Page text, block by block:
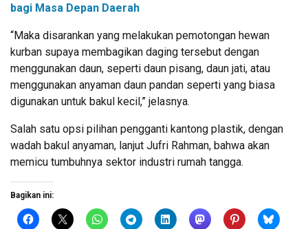
bagi Masa Depan Daerah
“Maka disarankan yang melakukan pemotongan hewan
kurban supaya membagikan daging tersebut dengan
menggunakan daun, seperti daun pisang, daun jati, atau
menggunakan anyaman daun pandan seperti yang biasa
digunakan untuk bakul kecil,” jelasnya.
Salah satu opsi pilihan pengganti kantong plastik, dengan
wadah bakul anyaman, lanjut Jufri Rahman, bahwa akan
memicu tumbuhnya sektor industri rumah tangga.
Bagikan ini: